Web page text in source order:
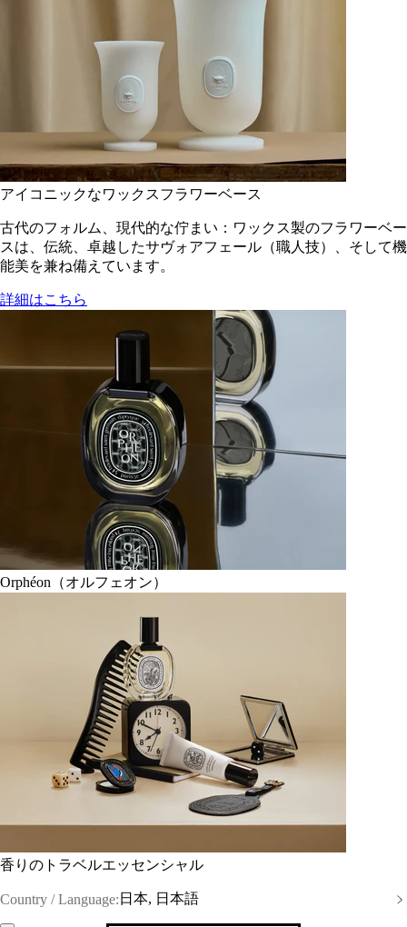
アイコニックなワックスフラワーベース
古代のフォルム、現代的な佇まい：ワックス製のフラワーベー
スは、伝統、卓越したサヴォアフェール（職人技）、そして機
能美を兼ね備えています。
詳細はこちら
Orphéon（オルフェオン）
香りのトラベルエッセンシャル
Country / Language: 日本, 日本語